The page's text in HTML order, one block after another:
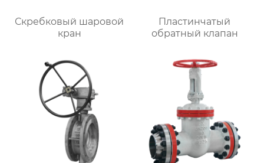
Скребковый шаровой
кран
Пластинчатый
обратный клапан